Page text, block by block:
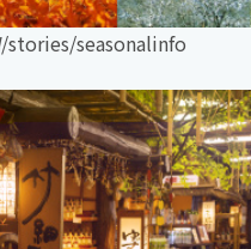
seasonalinfo